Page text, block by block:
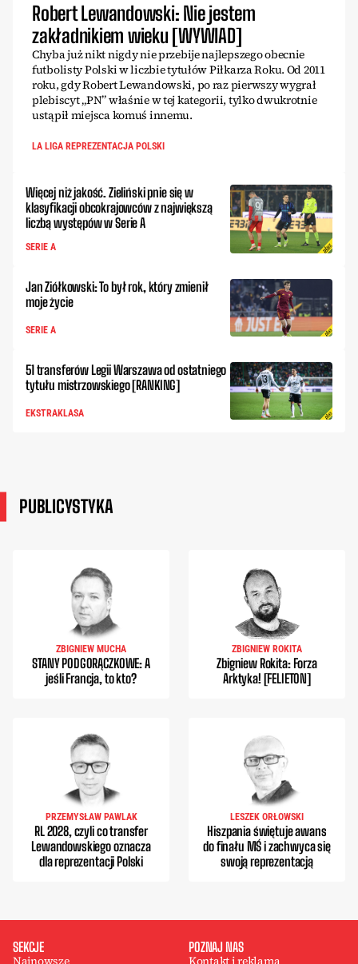
Robert Lewandowski: Nie jestem
zakładnikiem wieku [WYWIAD]
Chyba już nikt nigdy nie przebije najlepszego obecnie
futbolisty Polski w liczbie tytułów Piłkarza Roku. Od 2011
roku, gdy Robert Lewandowski, po raz pierwszy wygrał
plebiscyt „PN” właśnie w tej kategorii, tylko dwukrotnie
ustąpił miejsca komuś innemu.
LA LIGA REPREZENTACJA POLSKI
Więcej niż jakość. Zieliński pnie się w
klasyfikacji obcokrajowców z największą
liczbą występów w Serie A
SERIE A
Jan Ziółkowski: To był rok, który zmienił
moje życie
SERIE A
51 transferów Legii Warszawa od ostatniego
tytułu mistrzowskiego [RANKING]
EKSTRAKLASA
PUBLICYSTYKA
ZBIGNIEW MUCHA
STANY PODGORĄCZKOWE: A
jeśli Francja, to kto?
ZBIGNIEW ROKITA
Zbigniew Rokita: Forza
Arktyka! [FELIETON]
PRZEMYSŁAW PAWLAK
RL 2028, czyli co transfer
Lewandowskiego oznacza
dla reprezentacji Polski
LESZEK ORŁOWSKI
Hiszpania świętuje awans
do finału MŚ i zachwyca się
swoją reprezentacją
SEKCJE POZNAJ NAS